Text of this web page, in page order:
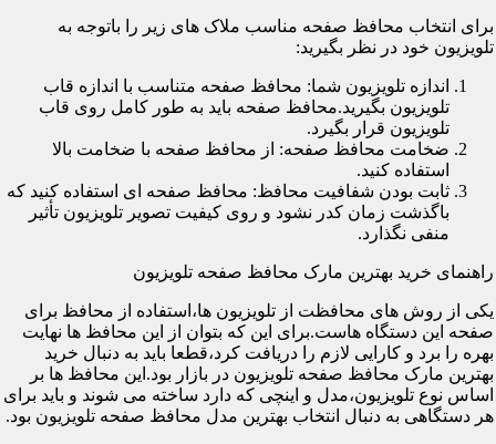
برای انتخاب محافظ صفحه مناسب ملاک های زیر را باتوجه به
تلویزیون خود در نظر بگیرید:
اندازه تلویزیون شما: محافظ صفحه متناسب با اندازه قاب
تلویزیون بگیرید.محافظ صفحه باید به طور کامل روی قاب
تلویزیون قرار بگیرد.
ضخامت محافظ صفحه: از محافظ صفحه با ضخامت بالا
استفاده کنید.
ثابت بودن شفافیت محافظ: محافظ صفحه ای استفاده کنید که
باگذشت زمان کدر نشود و روی کیفیت تصویر تلویزیون تأثیر
منفی نگذارد.
راهنمای خرید بهترین مارک محافظ صفحه تلویزیون
یکی از روش های محافظت از تلویزیون ها،استفاده از محافظ برای
صفحه این دستگاه هاست.برای این که بتوان از این محافظ ها نهایت
بهره را برد و کارایی لازم را دریافت کرد،قطعا باید به دنبال خرید
بهترین مارک محافظ صفحه تلویزیون در بازار بود.این محافظ ها بر
اساس نوع تلویزیون،مدل و اینچی که دارد ساخته می شوند و باید برای
هر دستگاهی به دنبال انتخاب بهترین مدل محافظ صفحه تلویزیون بود.